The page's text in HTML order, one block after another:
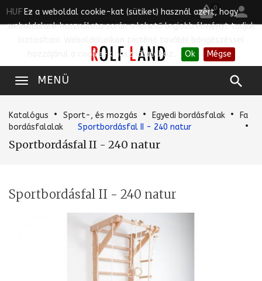
Ez a weboldal cookie-kat (sütiket) használ azért, hogy
weboldalunk használata során a lehető legjobb élményt tudjuk
hozzájárul a cookie-k használatához..
Ok Mégse
HUF 0 
MENÜ 
Katalógus Sport-, és mozgás Egyedi bordásfalak
Fa
bordásfalalak
Sportbordásfal II - 240 natur
Sportbordásfal II - 240 natur
Sportbordásfal II - 240 natur